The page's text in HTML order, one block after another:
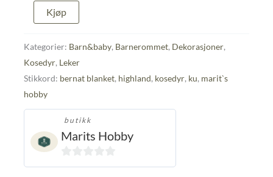
Ku,
antall
Kjøp
Kategorier: Barn&baby, Barnerommet, Dekorasjoner,
Kosedyr, Leker
Stikkord: bernat blanket, highland, kosedyr, ku, marit`s
hobby
butikk
Marits Hobby
0